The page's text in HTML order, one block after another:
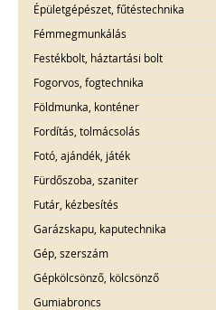
Épületgépészet, fűtéstechnika
Fémmegmunkálás
Festékbolt, háztartási bolt
Fogorvos, fogtechnika
Földmunka, konténer
Fordítás, tolmácsolás
Fotó, ajándék, játék
Fürdőszoba, szaniter
Futár, kézbesítés
Garázskapu, kaputechnika
Gép, szerszám
Gépkölcsönző, kölcsönző
Gumiabroncs